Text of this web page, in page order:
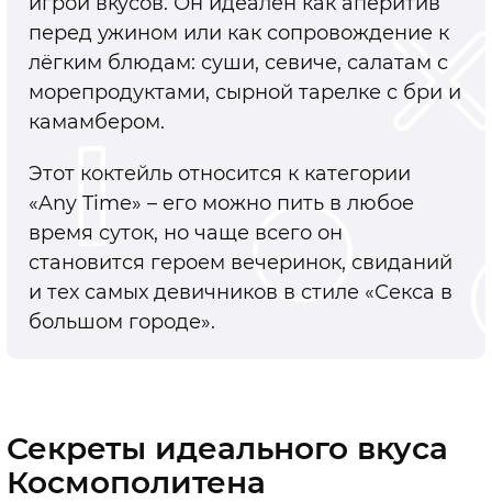
перед ужином или как сопровождение к
лёгким блюдам: суши, севиче, салатам с
морепродуктами, сырной тарелке с бри и
камамбером.
Этот коктейль относится к категории
«Any Time» – его можно пить в любое
время суток, но чаще всего он
становится героем вечеринок, свиданий
и тех самых девичников в стиле «Секса в
большом городе».
Секреты идеального вкуса
Космополитена